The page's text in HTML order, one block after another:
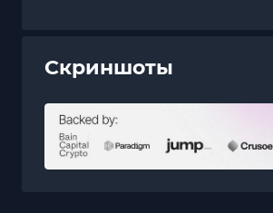
Скриншоты